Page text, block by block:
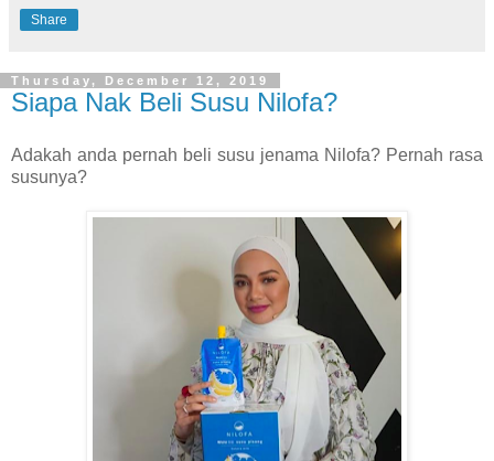
Share
Thursday, December 12, 2019
Siapa Nak Beli Susu Nilofa?
Adakah anda pernah beli susu jenama Nilofa? Pernah rasa
susunya?